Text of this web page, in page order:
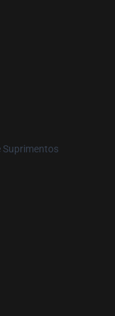
Suprimentos